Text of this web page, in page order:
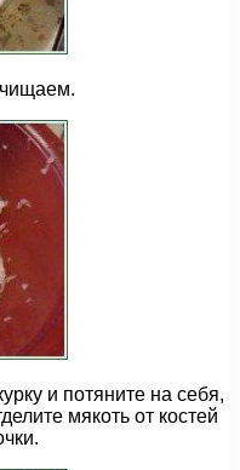
и потяните на себя,
мякоть от костей